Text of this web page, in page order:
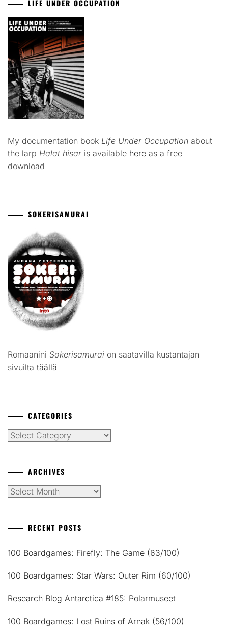
LIFE UNDER OCCUPATION
My documentation book Life Under Occupation about
the larp Halat hisar is available here as a free
download
SOKERISAMURAI
Romaanini Sokerisamurai on saatavilla kustantajan
sivuilta täällä
CATEGORIES
Categories
ARCHIVES
Archives
RECENT POSTS
100 Boardgames: Firefly: The Game (63/100)
100 Boardgames: Star Wars: Outer Rim (60/100)
Research Blog Antarctica #185: Polarmuseet
100 Boardgames: Lost Ruins of Arnak (56/100)